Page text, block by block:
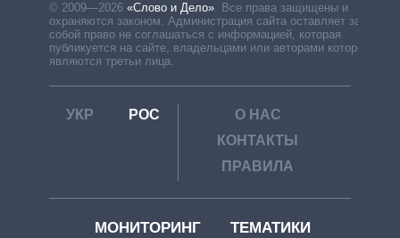
© 2009—2026 «Слово и Дело». Все права защищены и
охраняются законом. Администрация сайта оставляет за
собой право не соглашаться с информацией, которая
публикуется на сайте, владельцами или авторами которой
являются третьи лица.
УКР РОС
О НАС
КОНТАКТЫ
ПРАВИЛА
МОНИТОРИНГ ТЕМАТИКИ